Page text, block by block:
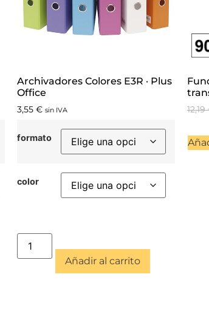
Archivadores Colores E3R · Plus
Office
3,55 € sin IVA
formato
color
Añadir al carrito
12,19